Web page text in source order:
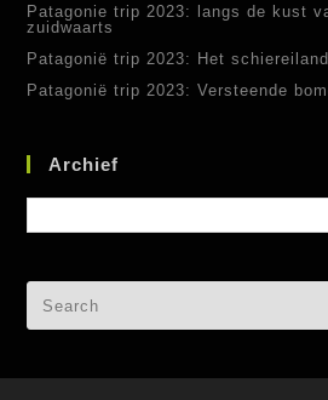
Patagonie trip 2023: langs de kust
zuidwaarts
Patagonië trip 2023: Het
Patagonië trip 2023: Versteende
Archief
Archief